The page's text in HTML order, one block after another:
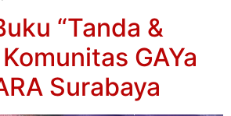
“Tanda &
GAYa
Surabaya